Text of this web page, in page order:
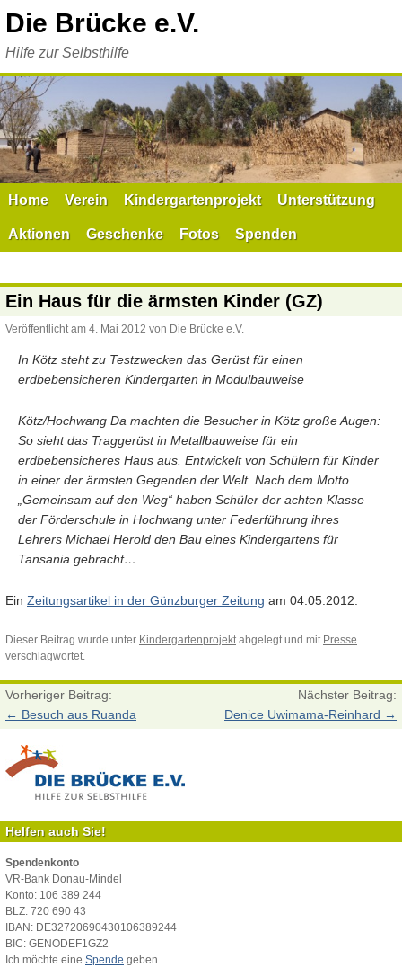
Inhalt
Die Brücke e.V.
Hilfe zur Selbsthilfe
Home Verein Kindergartenprojekt Unterstützung
Aktionen Geschenke Fotos Spenden
Ein Haus für die ärmsten Kinder (GZ)
Veröffentlicht am 4. Mai 2012 von Die Brücke e.V.
In Kötz steht zu Testzwecken das Gerüst für einen
erdbebensicheren Kindergarten in Modulbauweise
Kötz/Hochwang Da machten die Besucher in Kötz große Augen:
So sieht das Traggerüst in Metallbauweise für ein
erdbebensicheres Haus aus. Entwickelt von Schülern für Kinder
in einer der ärmsten Gegenden der Welt. Nach dem Motto
„Gemeinsam auf den Weg“ haben Schüler der achten Klasse
der Förderschule in Hochwang unter Federführung ihres
Lehrers Michael Herold den Bau eines Kindergartens für
Tansania gebracht…
Ein Zeitungsartikel in der Günzburger Zeitung am 04.05.2012.
Dieser Beitrag wurde unter Kindergartenprojektabgelegt und mit Presse
verschlagwortet.
Vorheriger Beitrag:
← Besuch aus Ruanda
Nächster Beitrag:
Denice Uwimama-Reinhard →
Helfen auch Sie!
Spendenkonto
VR-Bank Donau-Mindel
Konto: 106 389 244
BLZ: 720 690 43
IBAN: DE32720690430106389244
BIC: GENODEF1GZ2
Ich möchte eine Spende geben.